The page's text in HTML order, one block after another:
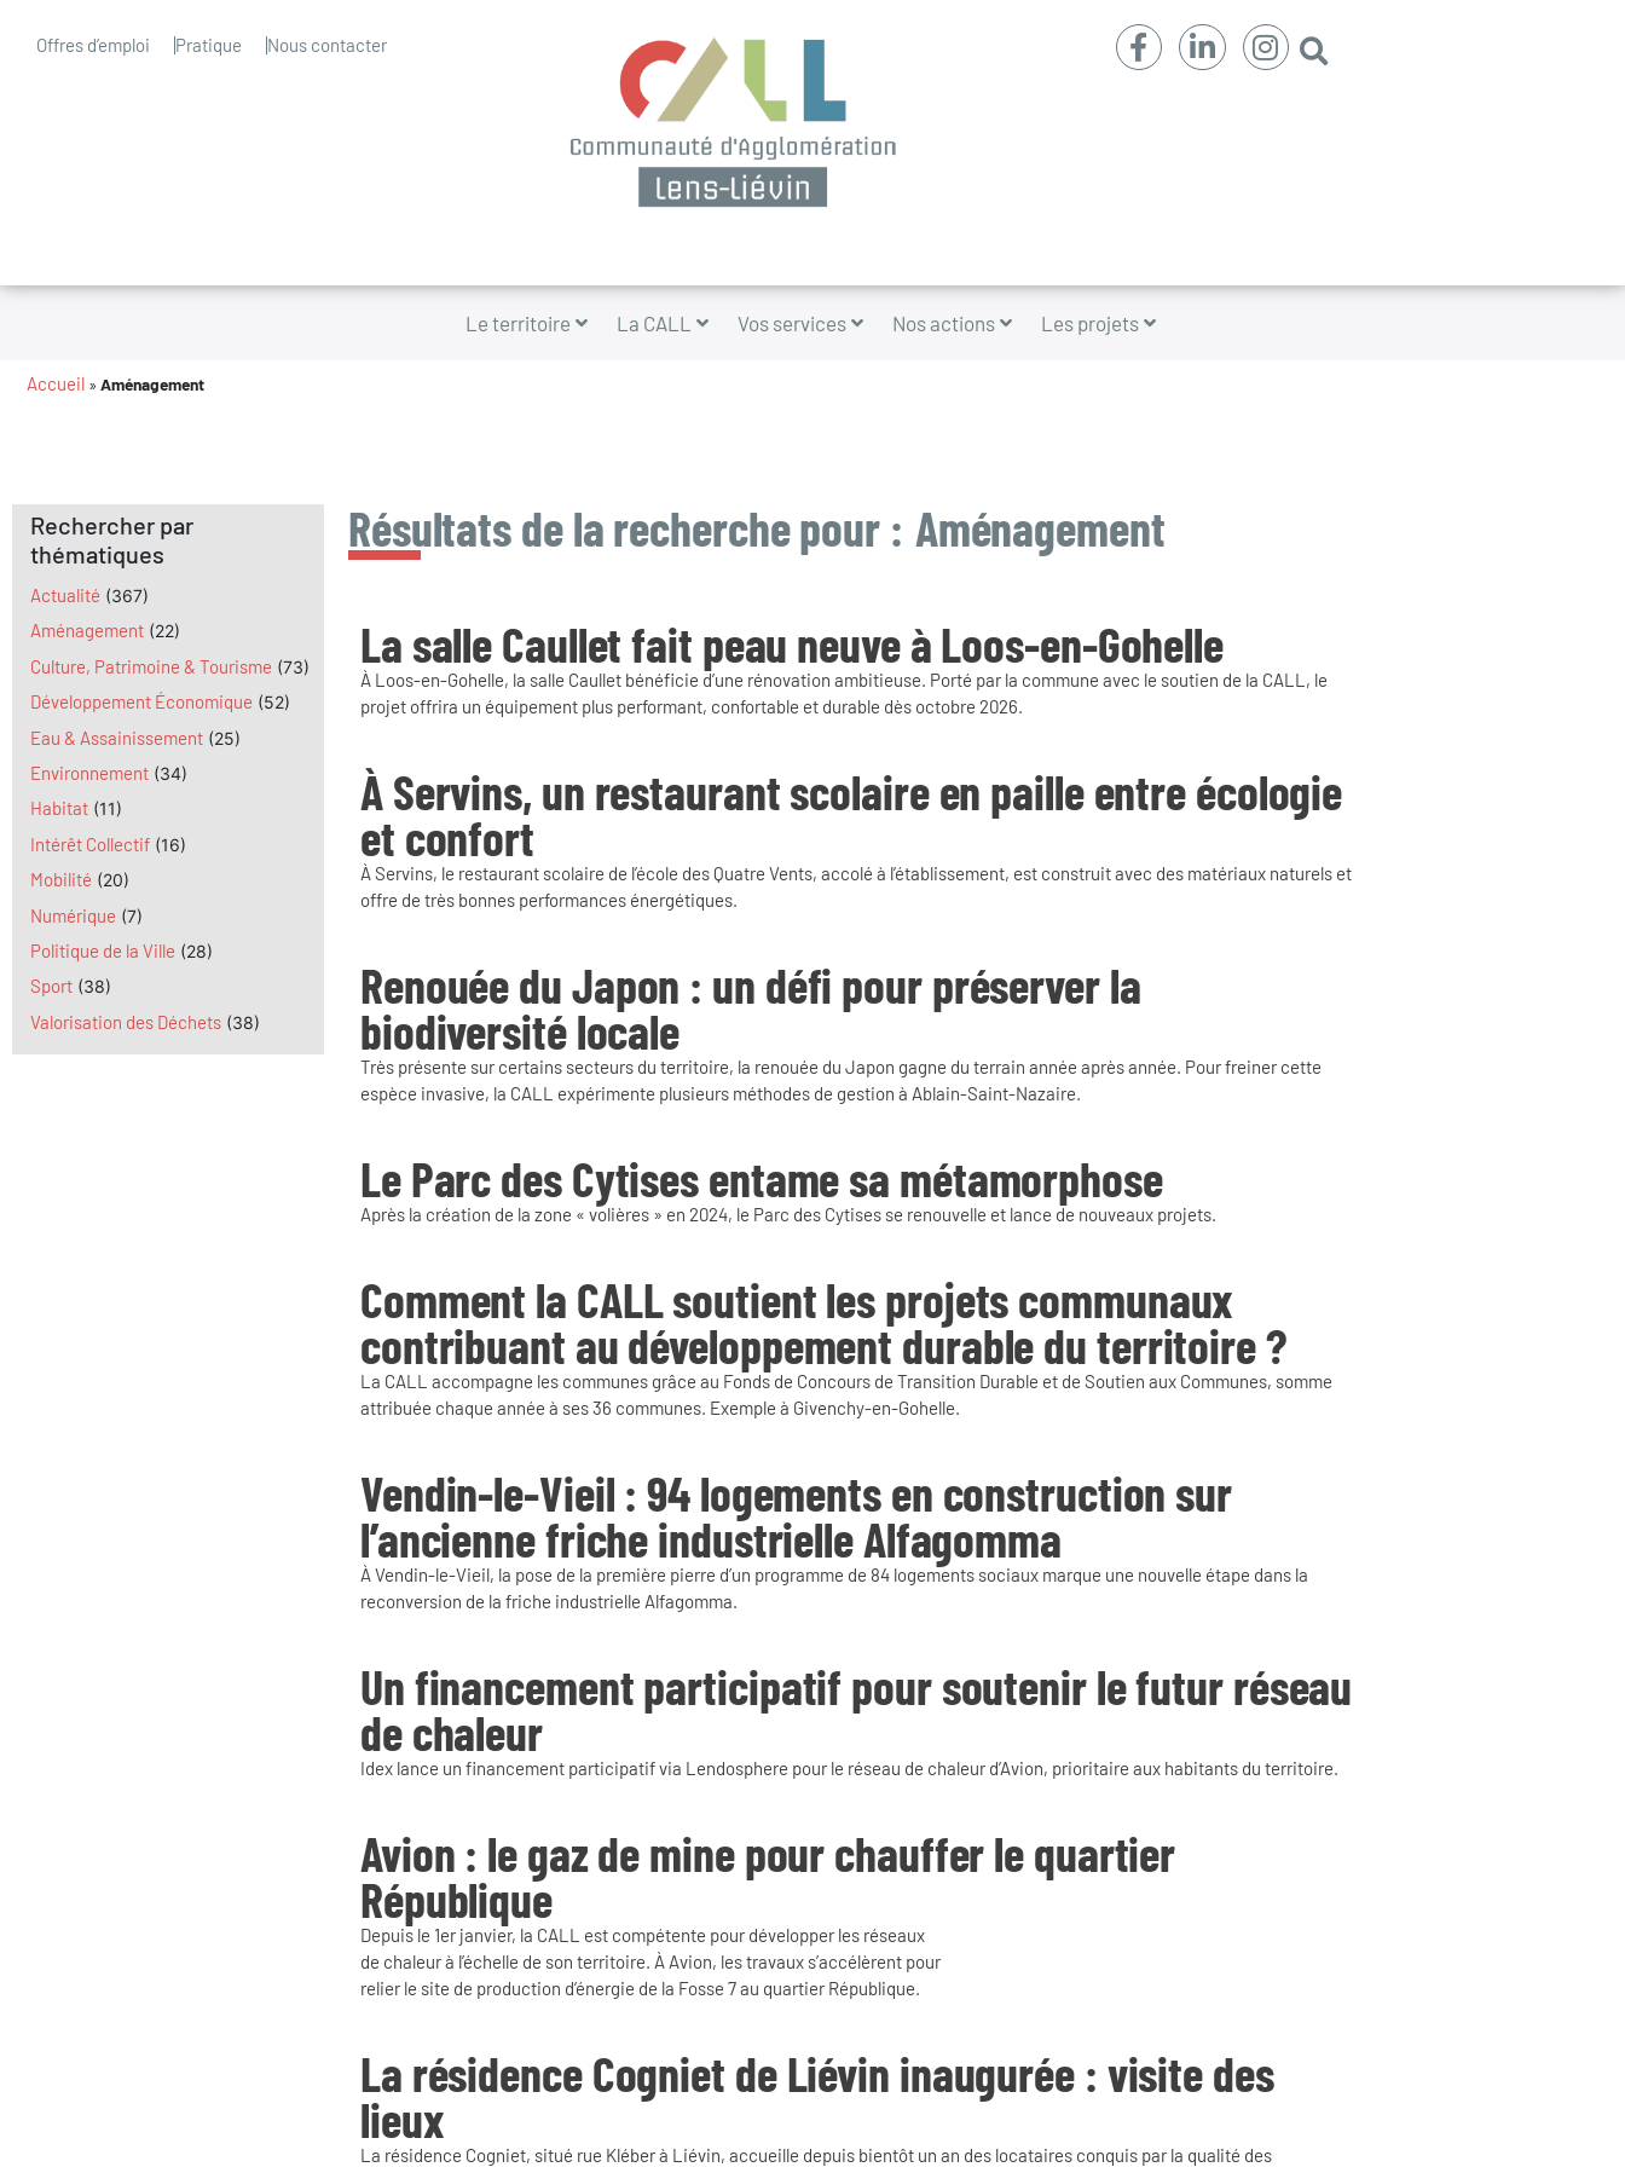
Offres d’emploi Pratique Nous contacter
Le territoire La CALL Vos services Nos actions Les projets
Accueil » Aménagement
Rechercher par
thématiques
Actualité (367)
Aménagement (22)
Culture, Patrimoine & Tourisme (73)
Développement Économique (52)
Eau & Assainissement (25)
Environnement (34)
Habitat (11)
Intérêt Collectif (16)
Mobilité (20)
Numérique (7)
Politique de la Ville (28)
Sport (38)
Valorisation des Déchets (38)
Résultats de la recherche pour : Aménagement
La salle Caullet fait peau neuve à Loos-en-Gohelle
À Loos-en-Gohelle, la salle Caullet bénéficie d’une rénovation ambitieuse. Porté par la commune avec le soutien de la CALL, le
projet offrira un équipement plus performant, confortable et durable dès octobre 2026.
À Servins, un restaurant scolaire en paille entre écologie
et confort
À Servins, le restaurant scolaire de l’école des Quatre Vents, accolé à l’établissement, est construit avec des matériaux naturels et
offre de très bonnes performances énergétiques.
Renouée du Japon : un défi pour préserver la
biodiversité locale
Très présente sur certains secteurs du territoire, la renouée du Japon gagne du terrain année après année. Pour freiner cette
espèce invasive, la CALL expérimente plusieurs méthodes de gestion à Ablain-Saint-Nazaire.
Le Parc des Cytises entame sa métamorphose
Après la création de la zone « volières » en 2024, le Parc des Cytises se renouvelle et lance de nouveaux projets.
Comment la CALL soutient les projets communaux
contribuant au développement durable du territoire ?
La CALL accompagne les communes grâce au Fonds de Concours de Transition Durable et de Soutien aux Communes, somme
attribuée chaque année à ses 36 communes. Exemple à Givenchy-en-Gohelle.
Vendin-le-Vieil : 94 logements en construction sur
l’ancienne friche industrielle Alfagomma
À Vendin-le-Vieil, la pose de la première pierre d’un programme de 84 logements sociaux marque une nouvelle étape dans la
reconversion de la friche industrielle Alfagomma.
Un financement participatif pour soutenir le futur réseau
de chaleur
Idex lance un financement participatif via Lendosphere pour le réseau de chaleur d’Avion, prioritaire aux habitants du territoire.
Avion : le gaz de mine pour chauffer le quartier
République
Depuis le 1er janvier, la CALL est compétente pour développer les réseaux
de chaleur à l’échelle de son territoire. À Avion, les travaux s’accélèrent pour
relier le site de production d’énergie de la Fosse 7 au quartier République.
La résidence Cogniet de Liévin inaugurée : visite des
lieux
La résidence Cogniet, situé rue Kléber à Liévin, accueille depuis bientôt un an des locataires conquis par la qualité des